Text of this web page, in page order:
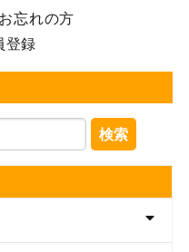
忘れの方
登録
検索